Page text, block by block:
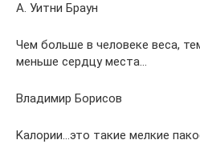
А. Уитни Браун
Чем больше в человеке веса,
меньше сердцу места…
Владимир Борисов
Kалории…это такие мелкие